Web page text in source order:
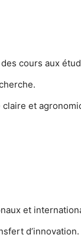
cours aux
et
et
d’innovation.